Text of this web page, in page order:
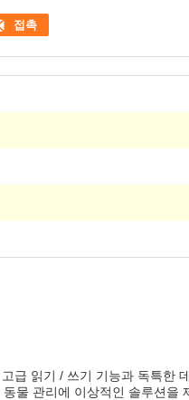
접촉
급 읽기 / 쓰기 기능과 독특한
물 관리에 이상적인 솔루션을